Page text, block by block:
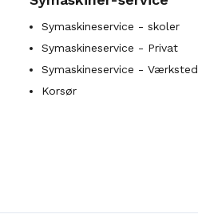
Symaskineservice - skoler
Symaskineservice - Privat
Symaskineservice - Værksted
Korsør